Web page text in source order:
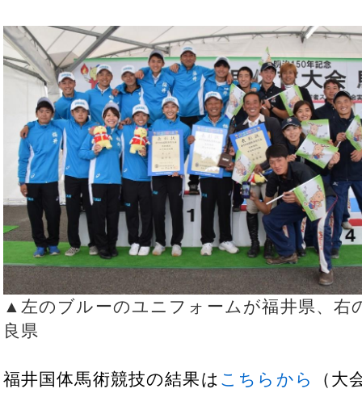
▲左のブルーのユニフォームが福井県、右
良県
福井国体馬術競技の結果は こちらから
（